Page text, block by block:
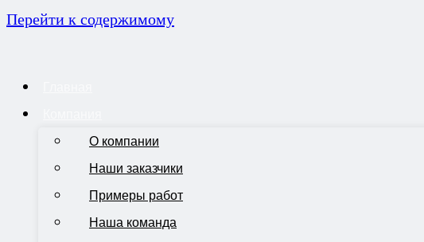
Перейти к содержимому
О компании
Наши заказчики
Примеры работ
Наша команда